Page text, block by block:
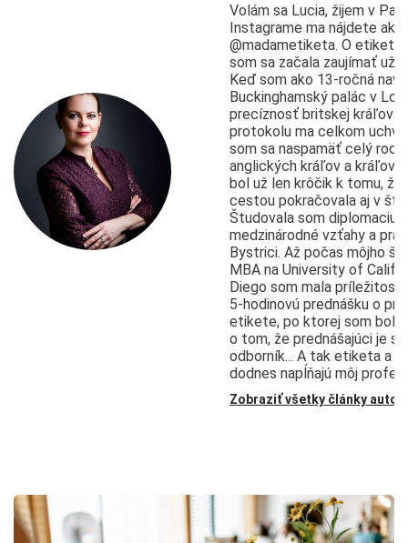
Volám sa Lucia, žijem v
Instagrame ma nájdete ako
@madametiketa. O etiketu
som sa začala zaujímať už
Keď som ako 13-ročná
Buckinghamský palác v
precíznosť britskej
protokolu ma celkom
som sa naspamäť celý
anglických kráľov a
bol už len krôčik k tomu,
cestou pokračovala aj v
Študovala som diplomaciu,
medzinárodné vzťahy a
Bystrici. Až počas môjho
MBA na University of
Diego som mala príležitosť
5-hodinovú prednášku o
etikete, po ktorej som bola
o tom, že prednášajúci je
odborník... A tak etiketa a
dodnes napĺňajú môj
Zobraziť všetky články